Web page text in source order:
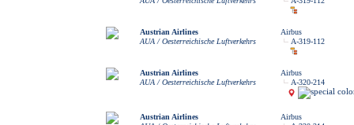
Austrian Airlines
AUA / Oesterreichische Luftverkehrs
Airbus
A-319-112
Austrian Airlines
AUA / Oesterreichische Luftverkehrs
Airbus
A-320-214
Austrian Airlines
Airbus